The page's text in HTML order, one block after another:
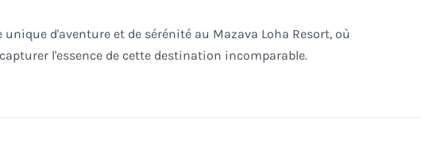
d'aventure et de sérénité au Mazava Loha Resort, où
l'essence de cette destination incomparable.